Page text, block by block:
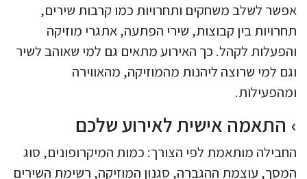
אפשר לשלב משחקים ותחרויות כמו קרבות שירים,
תחרויות בין קבוצות, שירי הפתעה, אתגרי מוזיקה
והפעלות לקהל. כך האירוע מתאים גם למי שאוהב לשיר
וגם למי שרוצה ליהנות מהמוזיקה, מהאווירה
ומהפעילות.
התאמה אישית לאירוע שלכם
החבילה מותאמת לפי הצורך: כמות המיקרופונים, סוג
המסך, עוצמת ההגברה, סגנון המוזיקה, רשימת השירים